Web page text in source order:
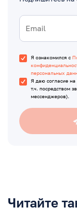
Я ознакомился с
персональных
Я даю согласие на
т.ч. посредством
мессенджеров).
Читайте